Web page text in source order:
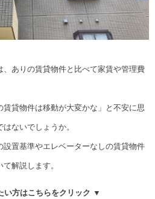
、ありの賃貸物件と比べて家賃や管理費
賃貸物件は移動が大変かな」と不安に思
ないでしょうか。
設置基準やエレベーターなしの賃貸物件
解説します。
い方はこちらをクリック ▼